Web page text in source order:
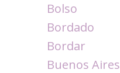
Bolso
Bordado
Bordar
Buenos Aires